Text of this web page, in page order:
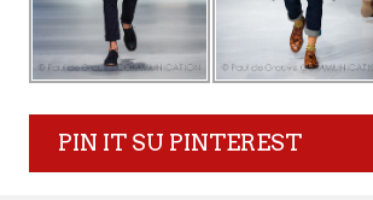
PIN IT SU PINTEREST